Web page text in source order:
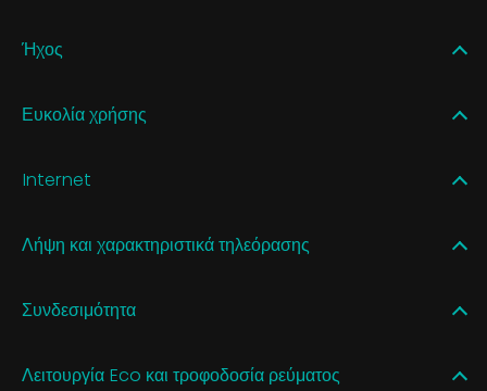
Ήχος
Ευκολία χρήσης
Internet
Λήψη και χαρακτηριστικά τηλεόρασης
Συνδεσιμότητα
Λειτουργία Eco και τροφοδοσία ρεύματος